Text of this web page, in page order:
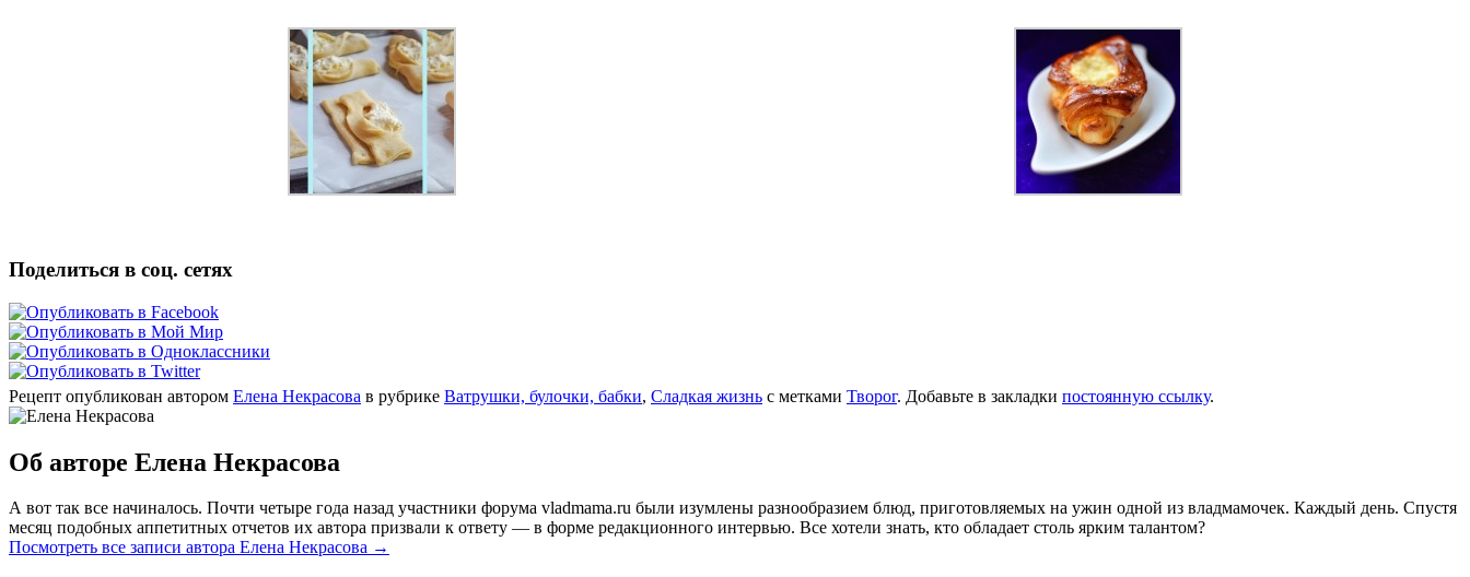
Поделиться в соц. сетях
Рецепт опубликован автором Елена Некрасова в рубрике Ватрушки, булочки, бабки, Сладкая жизнь с метками Творог. Добавьте в закладки постоянную ссылку.
Об авторе Елена Некрасова
А вот так все начиналось. Почти четыре года назад участники форума vladmama.ru были изумлены разнообразием блюд, приготовляемых на ужин одной из владмамочек. Каждый день. Спустя
месяц подобных аппетитных отчетов их автора призвали к ответу — в форме редакционного интервью. Все хотели знать, кто обладает столь ярким талантом?
Посмотреть все записи автора Елена Некрасова →